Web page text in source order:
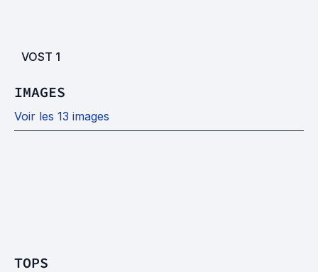
VOST 1
IMAGES
Voir les 13 images
TOPS